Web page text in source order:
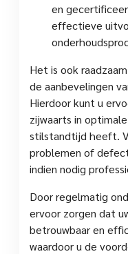
en
effectieve
Het is ook
de aanbevelingen
Hierdoor kunt u
zijwaarts in
stilstandtijd heeft.
problemen of
indien nodig
Door regelmatig
ervoor zorgen dat
betrouwbaar en
waardoor u de